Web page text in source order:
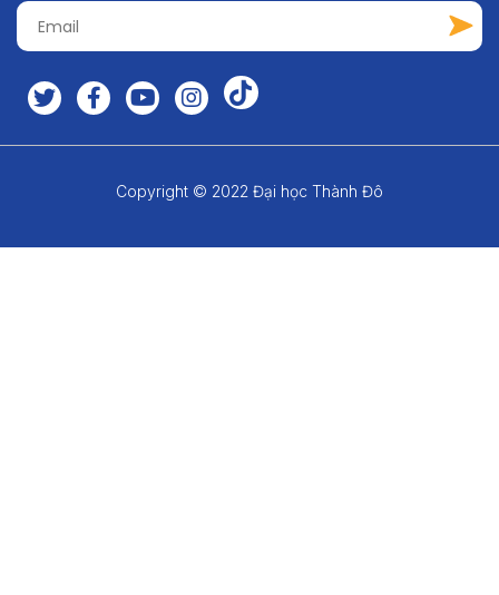
Copyright © 2022 Đại học Thành Đô